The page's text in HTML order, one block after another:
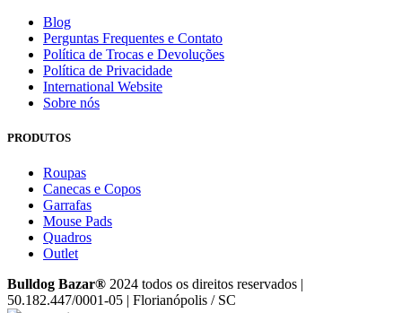
Blog
Perguntas Frequentes e Contato
Política de Trocas e Devoluções
Política de Privacidade
International Website
Sobre nós
PRODUTOS
Roupas
Canecas e Copos
Garrafas
Mouse Pads
Quadros
Outlet
Bulldog Bazar® 2024 todos os direitos reservados |
50.182.447/0001-05 | Florianópolis / SC